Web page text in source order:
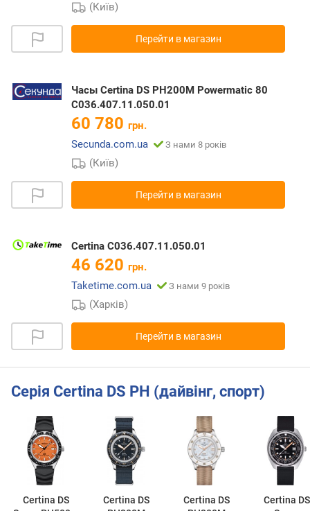
(Київ)
Перейти в магазин
Часы Certina DS PH200M Powermatic 80
C036.407.11.050.01
60 780 грн.
Secunda.com.ua
З нами 8 років
(Київ)
Перейти в магазин
Certina C036.407.11.050.01
46 620 грн.
Taketime.com.ua
З нами 9 років
(Харків)
Перейти в магазин
Серія Certina DS PH (дайвінг, спорт)
Certina DS
Certina DS
Certina DS
Certina DS